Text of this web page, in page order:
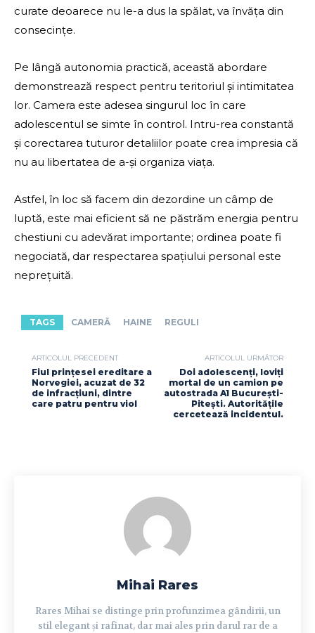
curate deoarece nu le-a dus la spălat, va învăța din
consecințe.
Pe lângă autonomia practică, această abordare
demonstrează respect pentru teritoriul și intimitatea
lor. Camera este adesea singurul loc în care
adolescentul se simte în control. Intru-rea constantă
și corectarea tuturor detaliilor poate crea impresia că
nu au libertatea de a-și organiza viața.
Astfel, în loc să facem din dezordine un câmp de
luptă, este mai eficient să ne păstrăm energia pentru
chestiuni cu adevărat importante; ordinea poate fi
negociată, dar respectarea spațiului personal este
neprețuită.
TAGS CAMERĂ HAINE REGULI
ARTICOLUL PRECEDENT
Fiul prințesei ereditare a
Norvegiei, acuzat de 32
de infracțiuni, dintre
care patru pentru viol
ARTICOLUL URMĂTOR
Doi adolescenți, loviți
mortal de un camion pe
autostrada A1 București-
Pitești. Autoritățile
cercetează incidentul.
Mihai Rares
Rares Mihai se distinge prin profunzimea gândirii, un
stil elegant și rafinat, dar mai ales prin darul rar de a